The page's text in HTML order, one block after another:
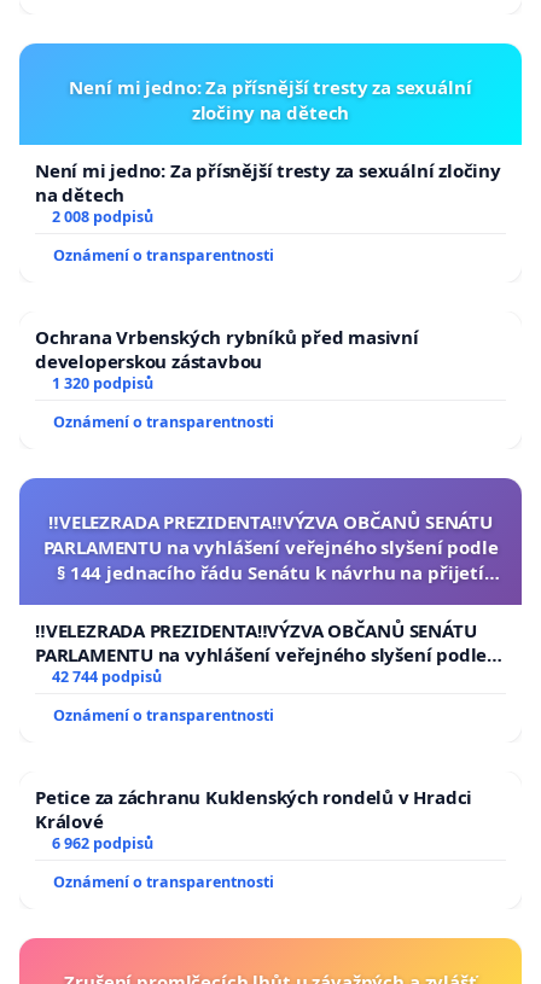
Není mi jedno: Za přísnější tresty za sexuální
zločiny na dětech
Není mi jedno: Za přísnější tresty za sexuální zločiny
na dětech
2 008 podpisů
Oznámení o transparentnosti
Ochrana Vrbenských rybníků před masivní
developerskou zástavbou
1 320 podpisů
Oznámení o transparentnosti
‼️VELEZRADA PREZIDENTA‼️VÝZVA OBČANŮ SENÁTU
PARLAMENTU na vyhlášení veřejného slyšení podle
§ 144 jednacího řádu Senátu k návrhu na přijetí
republiky
‼️VELEZRADA PREZIDENTA‼️VÝZVA OBČANŮ SENÁTU
PARLAMENTU na vyhlášení veřejného slyšení podle §
144 jednacího řádu Senátu k návrhu na přijetí
usnesení k podání ústavní žaloby na prezidenta
republiky
42 744 podpisů
Oznámení o transparentnosti
Petice za záchranu Kuklenských rondelů v Hradci
Králové
6 962 podpisů
Oznámení o transparentnosti